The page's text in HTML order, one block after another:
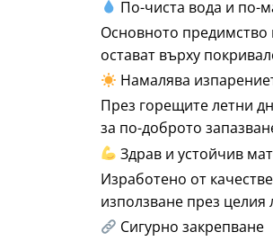
По-чиста вода и по-
Основното предимство
остават върху
Намалява
През горещите летни
за по-доброто
Здрав и устойчив
Изработено от
използване през целия
Сигурно закрепване